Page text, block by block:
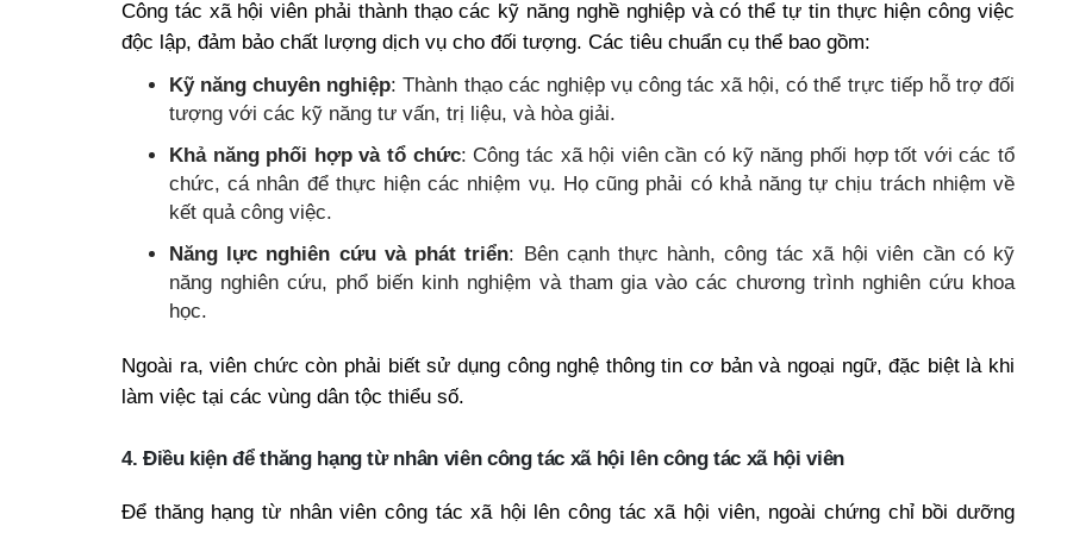
Công tác xã hội viên phải thành thạo các kỹ năng nghề nghiệp và có thể tự tin thực hiện công việc
độc lập, đảm bảo chất lượng dịch vụ cho đối tượng. Các tiêu chuẩn cụ thể bao gồm:
Kỹ năng chuyên nghiệp: Thành thạo các nghiệp vụ công tác xã hội, có thể trực tiếp hỗ trợ đối
tượng với các kỹ năng tư vấn, trị liệu, và hòa giải.
Khả năng phối hợp và tổ chức: Công tác xã hội viên cần có kỹ năng phối hợp tốt với các tổ
chức, cá nhân để thực hiện các nhiệm vụ. Họ cũng phải có khả năng tự chịu trách nhiệm về
kết quả công việc.
Năng lực nghiên cứu và phát triển: Bên cạnh thực hành, công tác xã hội viên cần có kỹ
năng nghiên cứu, phổ biến kinh nghiệm và tham gia vào các chương trình nghiên cứu khoa
học.
Ngoài ra, viên chức còn phải biết sử dụng công nghệ thông tin cơ bản và ngoại ngữ, đặc biệt là khi
làm việc tại các vùng dân tộc thiểu số.
4. Điều kiện để thăng hạng từ nhân viên công tác xã hội lên công tác xã hội viên
Để thăng hạng từ nhân viên công tác xã hội lên công tác xã hội viên, ngoài chứng chỉ bồi dưỡng